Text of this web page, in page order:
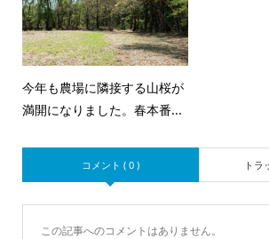
今年も農場に隣接する山桜が
満開になりました。春本番...
コメント ( 0 ) トラ
この記事へのコメントはありません。